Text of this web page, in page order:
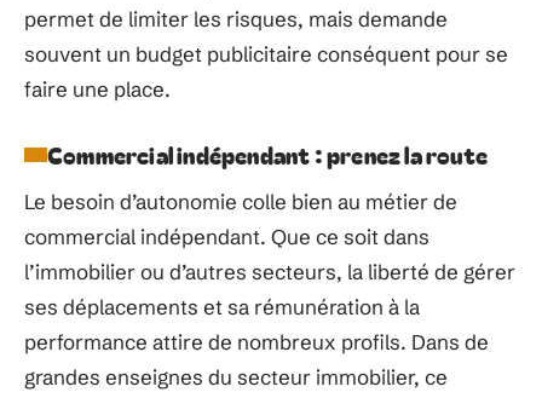
permet de limiter les risques, mais demande
souvent un budget publicitaire conséquent pour se
faire une place.
Commercial indépendant : prenez la route
Le besoin d’autonomie colle bien au métier de
commercial indépendant. Que ce soit dans
l’immobilier ou d’autres secteurs, la liberté de gérer
ses déplacements et sa rémunération à la
performance attire de nombreux profils. Dans de
grandes enseignes du secteur immobilier, ce